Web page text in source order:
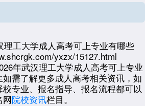
船舶与海洋工程设计与建造能力的专业人
车服务工程能力的专业人才。
力的复合型人才。
具备道路桥梁与渡河工程设计与施工能力
理工大学成人高考可上专业有哪些
yxzx/15127.html
年武汉理工大学成人高考可上专业
需了解更多成人高考相关资讯，如
专业、报名指导、报名流程都可以
网院校资讯栏目。